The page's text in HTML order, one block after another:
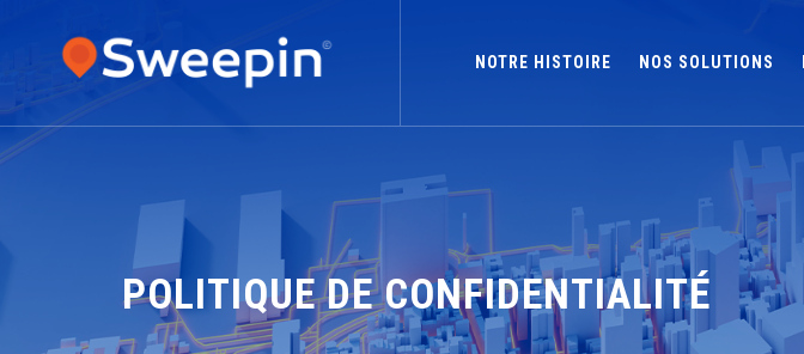
NOTRE HISTOIRE NOS SOLUTIONS
POLITIQUE DE CONFIDENTIALITÉ